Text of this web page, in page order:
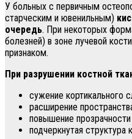
У больных с первичным
старческим и ювенильным)
очередь. При некоторых
болезней) в зоне лучевой
признаком.
При разрушении костной
сужение кортикального
расширение
повышение прозрачности
подчеркнутая структура